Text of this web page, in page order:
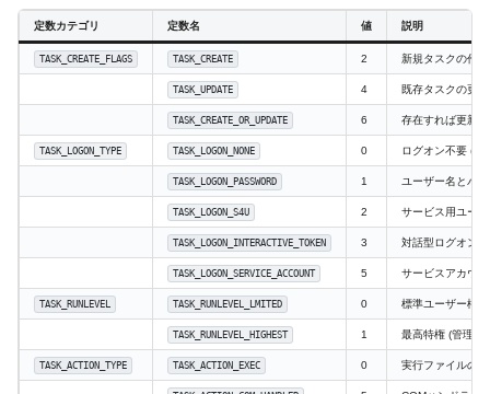
定数カテゴリ 定数名 値 説明
TASK_CREATE_FLAGS TASK_CREATE 2 新規タスクの作
TASK_UPDATE 4 既存タスクの更
TASK_CREATE_OR_UPDATE 6 存在すれば更新
TASK_LOGON_TYPE TASK_LOGON_NONE 0 ログオン不要
TASK_LOGON_PASSWORD 1 ユーザー名とパ
TASK_LOGON_S4U 2 サービス用ユー
TASK_LOGON_INTERACTIVE_TOKEN 3 対話型ログオン (
TASK_LOGON_SERVICE_ACCOUNT 5 サービスアカウ
TASK_RUNLEVEL TASK_RUNLEVEL_LMITED 0 標準ユーザー権
TASK_RUNLEVEL_HIGHEST 1 最高特権 (管理者
TASK_ACTION_TYPE TASK_ACTION_EXEC 0 実行ファイルの